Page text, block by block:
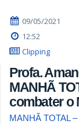
09/05/2021
12:52
Clipping
Profa.
MANHÃ
combater o
MANHÃ TOTAL